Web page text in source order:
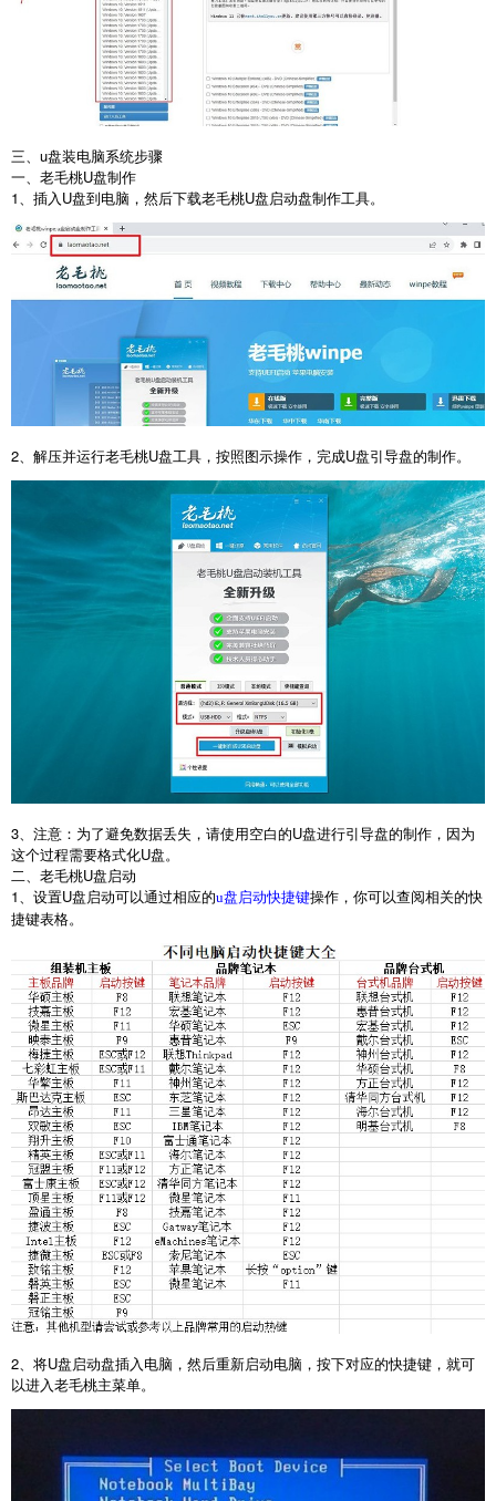
三、u盘装电脑系统步骤
一、老毛桃U盘制作
1
、插入 U盘到电脑，然后下载老毛桃U盘启动盘制作工具。
2、解压并运行老毛桃U盘工具，按照图示操作，完成U盘引导盘的制作。
3、注意：为了避免数据丢失，请使用空白的U盘进行引导盘的制作，因为
这个过程需要格式化U盘。
二、老毛桃U盘启动
1、设置U盘启动可以通过相应的u盘启动快捷键操作，你可以查阅相关的快
捷键表格。
2、将U盘启动盘插入电脑，然后重新启动电脑，按下对应的快捷键，就可
以进入老毛桃主菜单。